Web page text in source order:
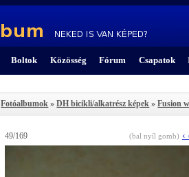
Boltok Közösség Fórum Csapatok
Fotóalbumok »DH bicikli/alkatrész képek »Fusion
49/169 (bal nyíl gomb) ‹